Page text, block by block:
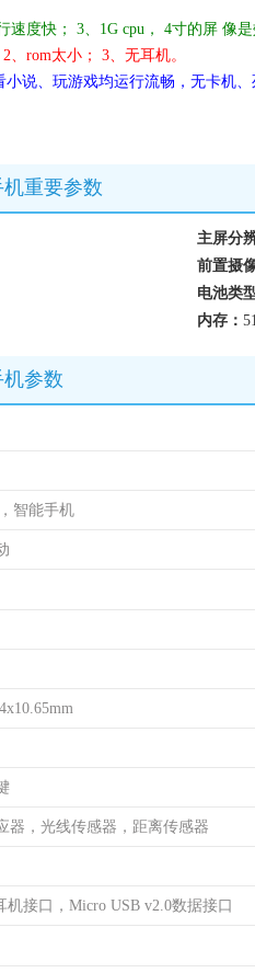
度快； 3、1G cpu， 4寸的屏 像
rom太小； 3、无耳机。
说、玩游戏均运行流畅，无卡机
重要参数
主屏分
前置摄
电池类
内存：
参数
智能手机
器，光线传感器，距离传感器
机接口，Micro USB v2.0数据接口